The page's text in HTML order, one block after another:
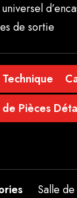
de sortie
de Pièces
Salle